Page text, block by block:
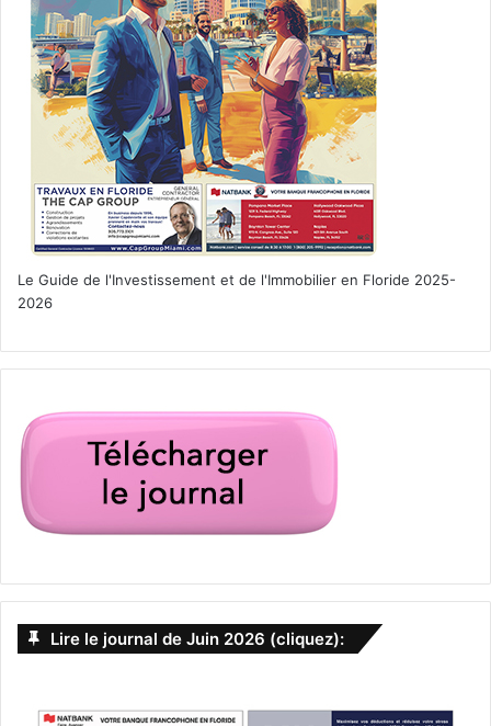
Le Guide de l'Investissement et de l'Immobilier en Floride 2025-
2026
Lire le journal de Juin 2026 (cliquez):